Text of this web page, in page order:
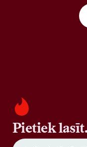
Pietiek